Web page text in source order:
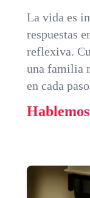
La vida es
respuestas
reflexiva.
una familia
en cada